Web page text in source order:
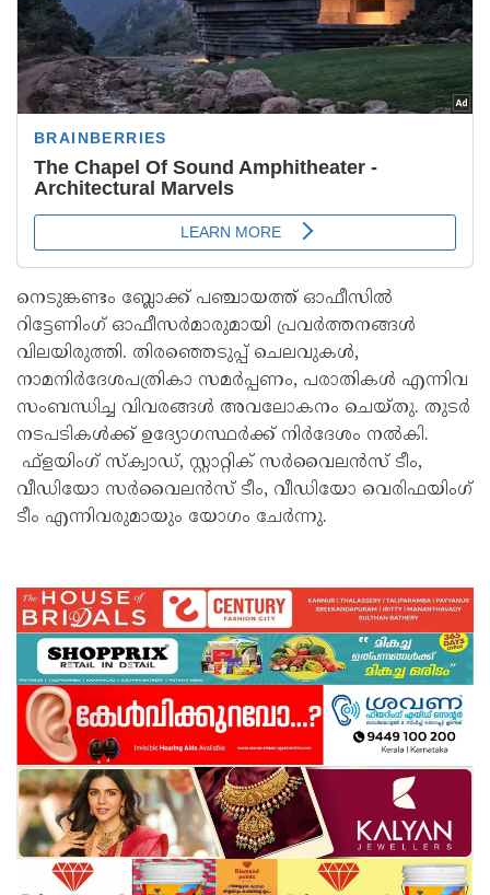
നെടുങ്കണ്ടം ബ്ലോക്ക് പഞ്ചായത്ത് ഓഫീസിൽ
റിട്ടേണിംഗ് ഓഫീസർമാരുമായി പ്രവർത്തനങ്ങൾ
വിലയിരുത്തി. തിരഞ്ഞെടുപ്പ് ചെലവുകൾ,
നാമനിർദേശപത്രികാ സമർപ്പണം, പരാതികൾ എന്നിവ
സംബന്ധിച്ച വിവരങ്ങൾ അവലോകനം ചെയ്തു. തുടർ
നടപടികൾക്ക് ഉദ്യോഗസ്ഥർക്ക് നിർദേശം നൽകി.
ഫ്‌ളയിംഗ് സ്‌ക്വാഡ്, സ്റ്റാറ്റിക് സർവൈലൻസ് ടീം,
വീഡിയോ സർവൈലൻസ് ടീം, വീഡിയോ വെരിഫയിംഗ്
ടീം എന്നിവരുമായും യോഗം ചേർന്നു.